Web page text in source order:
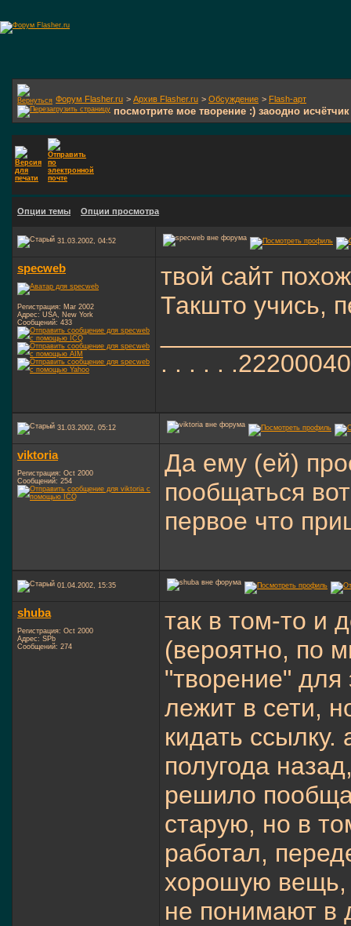
Форум Flasher.ru > Архив Flasher.ru > Обсуждение > Flash-арт
посмотрите мое творение :) заоодно исчётчик
Опции темы Опции просмотра
31.03.2002, 04:52
specweb
Регистрация: Mar 2002
Адрес: USA, New York
Сообщений: 433
твой сайт
Такшто учись,
. . . . .
31.03.2002, 05:12
viktoria
Регистрация: Oct 2000
Сообщений: 254
Да ему (ей)
пообщаться
первое что
01.04.2002, 15:35
shuba
Регистрация: Oct 2000
Адрес: SPb
Сообщений: 274
так в том-то и
(вероятно, по
"творение" для
лежит в сети,
кидать
полугода
решило
старую, но в
работал,
хорошую вещь,
не понимают в